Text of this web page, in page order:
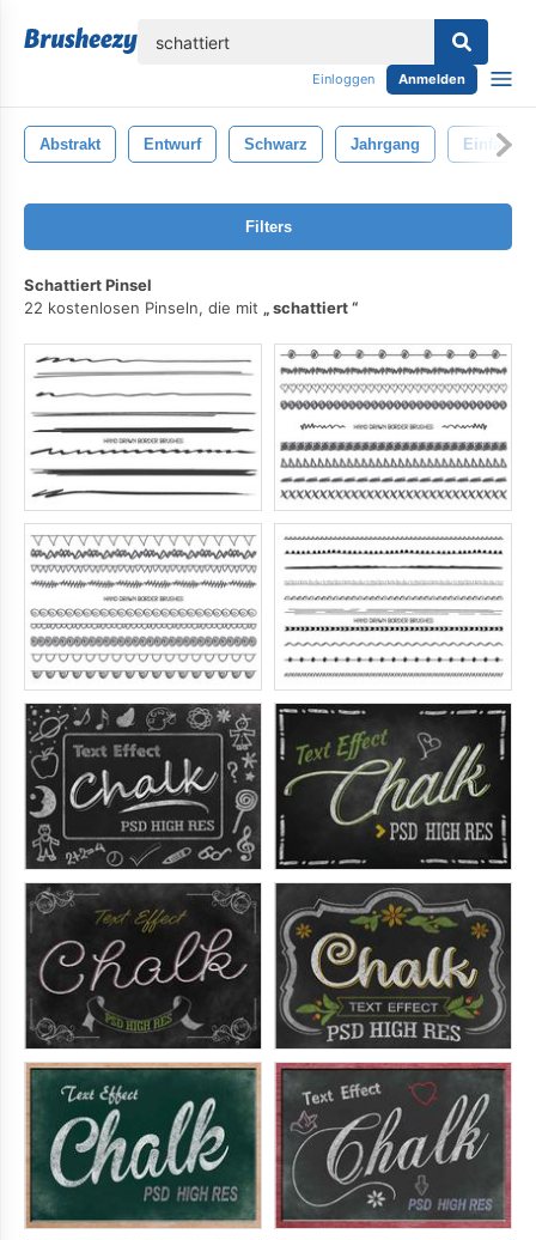
Einloggen Anmelden
Abstrakt Entwurf Schwarz Jahrgang Einfarbig
Filters
Schattiert Pinsel
22 kostenlosen Pinseln, die mit
schattiert